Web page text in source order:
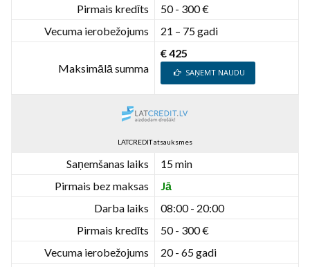
Pirmais kredīts
50 - 300 €
Vecuma ierobežojums
21 – 75 gadi
Maksimālā summa
€ 425
SAŅEMT NAUDU
LATCREDIT atsauksmes
Saņemšanas laiks
15 min
Pirmais bez maksas
Jā
Darba laiks
08:00 - 20:00
Pirmais kredīts
50 - 300 €
Vecuma ierobežojums
20 - 65 gadi